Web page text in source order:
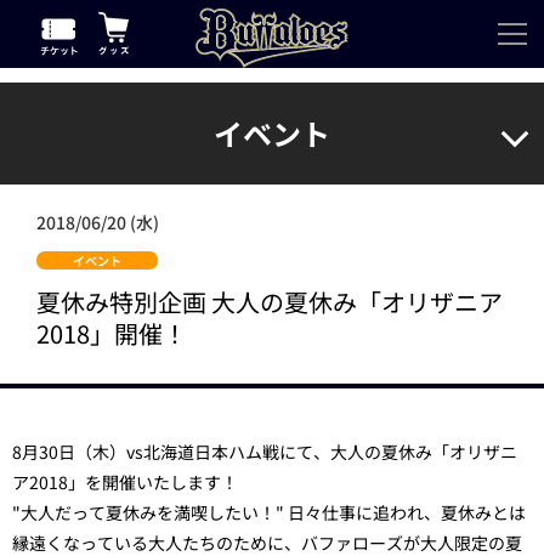
イベント
2018/06/20 (水)
イベント
夏休み特別企画 大人の夏休み「オリザニア
2018」開催！
8月30日（木）vs北海道日本ハム戦にて、大人の夏休み「オリザニ
ア2018」を開催いたします！
"大人だって夏休みを満喫したい！" 日々仕事に追われ、夏休みとは
縁遠くなっている大人たちのために、バファローズが大人限定の夏